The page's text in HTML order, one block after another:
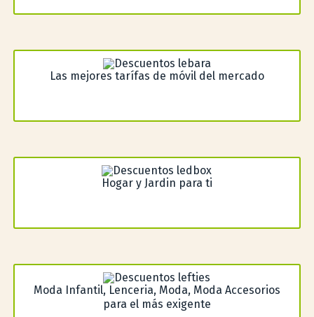
Las mejores tarífas de móvil del mercado
Hogar y Jardin para ti
Moda Infantil, Lenceria, Moda, Moda Accesorios
para el más exigente